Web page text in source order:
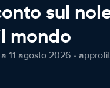
sul
mondo
11 agosto 2026 -